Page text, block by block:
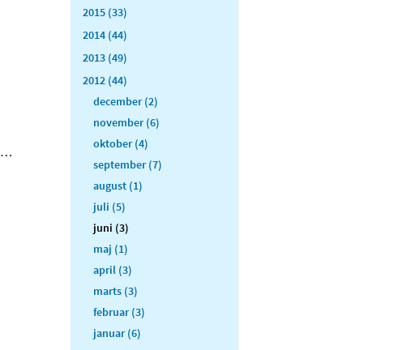
…
2015 (33)
2014 (44)
2013 (49)
2012 (44)
december (2)
november (6)
oktober (4)
september (7)
august (1)
juli (5)
juni (3)
maj (1)
april (3)
marts (3)
februar (3)
januar (6)